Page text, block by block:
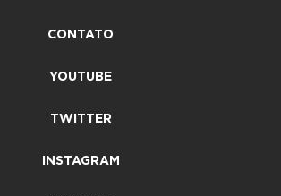
CONTATO
YOUTUBE
TWITTER
INSTAGRAM